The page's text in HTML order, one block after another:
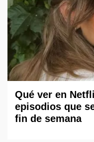
Qué ver en
episodios que
fin de semana